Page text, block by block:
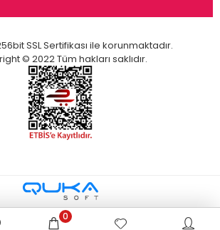
SSL Sertifikası ile korunmaktadır.
© 2022 Tüm hakları saklıdır.
0